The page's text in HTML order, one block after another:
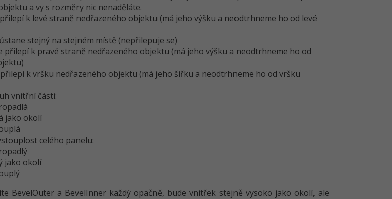
a vy s rozměry nic nenaděláte.
k levé straně nedřazeného objektu (má jeho výšku a neodtrhneme ho od levé
stejný na stejném místě (nepřilepuje se)
přilepí k pravé straně nedřazeného objektu (má jeho výšku a neodtrhneme ho od
k vršku nedřazeného objektu (má jeho šířku a neodtrhneme ho od vršku
vnitřní části:
jako okolí
celého panelu:
jako okolí
BevelOuter a BevelInner každý opačně, bude vnitřek stejně vysoko jako okolí, ale